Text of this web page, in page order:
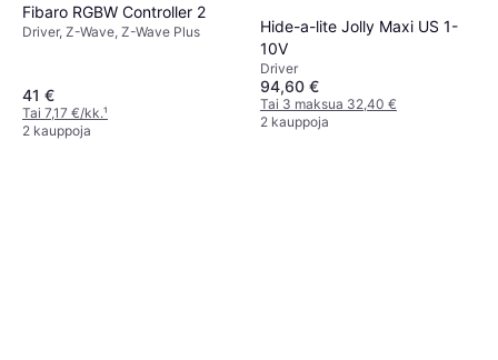
Fibaro RGBW Controller 2
Driver, Z-Wave, Z-Wave Plus
41 €
Tai 7,17 €/kk.¹
2 kauppoja
Hide-a-lite Jolly Maxi US 1-
10V
Driver
94,60 €
Tai 3 maksua 32,40 €
2 kauppoja